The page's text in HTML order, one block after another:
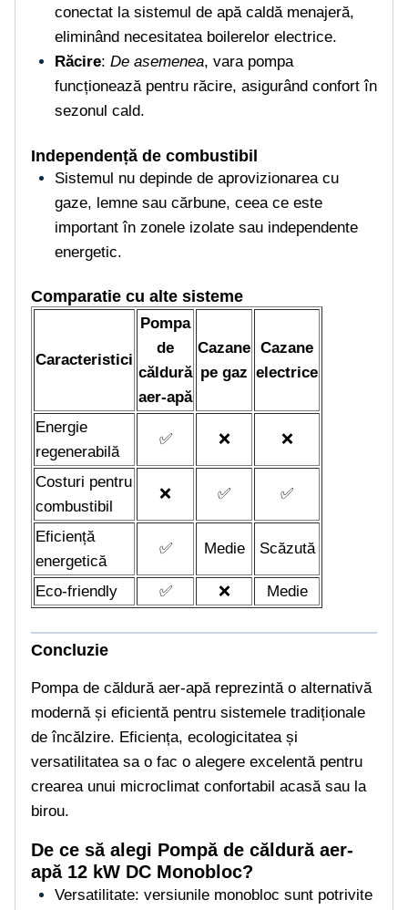
conectat la sistemul de apă caldă menajeră,
eliminând necesitatea boilerelor electrice.
Răcire: De asemenea, vara pompa
funcționează pentru răcire, asigurând confort în
sezonul cald.
Independență de combustibil
Sistemul nu depinde de aprovizionarea cu
gaze, lemne sau cărbune, ceea ce este
important în zonele izolate sau independente
energetic.
Comparatie cu alte sisteme
Caracteristici
Pompa
de
căldură
aer-apă
Cazane
pe gaz
Cazane
electrice
Energie
regenerabilă
✅ ❌ ❌
Costuri pentru
combustibil
❌ ✅ ✅
Eficiență
energetică
✅ Medie Scăzută
Eco-friendly ✅ ❌ Medie
Concluzie
Pompa de căldură aer-apă reprezintă o alternativă
modernă și eficientă pentru sistemele tradiționale
de încălzire. Eficiența, ecologicitatea și
versatilitatea sa o fac o alegere excelentă pentru
crearea unui microclimat confortabil acasă sau la
birou.
De ce să alegi Pompă de căldură aer-
apă 12 kW DC Monobloc?
Versatilitate: versiunile monobloc sunt potrivite